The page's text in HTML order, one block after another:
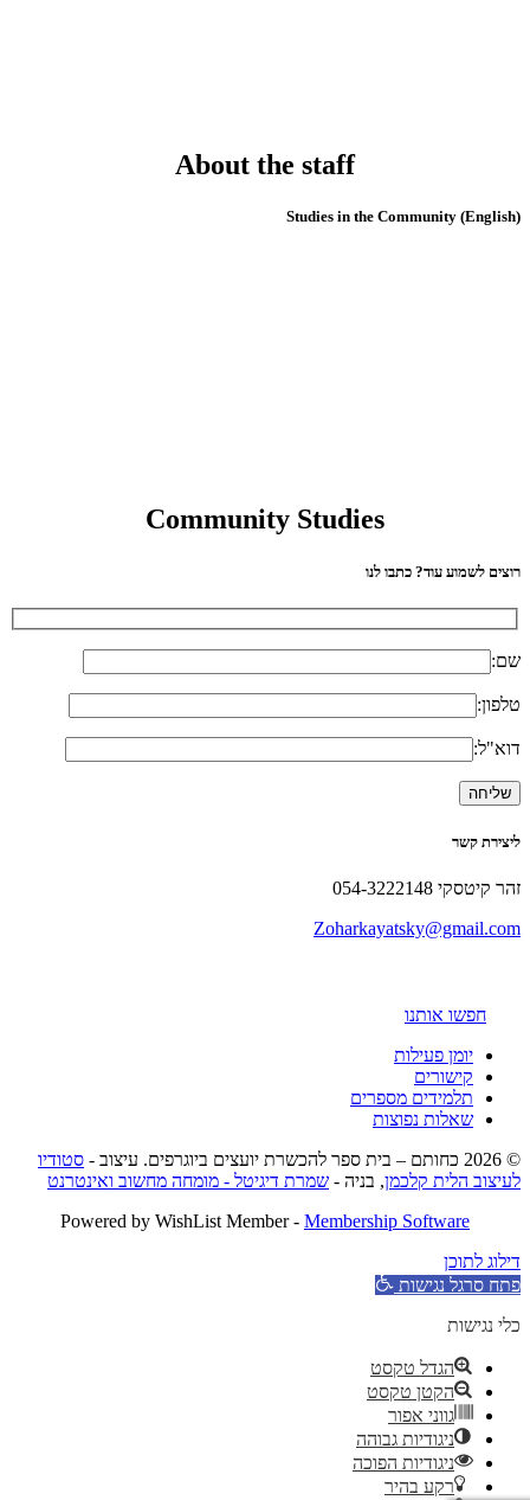
About the staff
(English) Studies in the Community
Community Studies
רוצים לשמוע עוד? כתבו לנו
שם:
טלפון:
דוא"ל:
ליצירת קשר
זהר קיטסקי 054-3222148
Zoharkayatsky@gmail.com
חפשו אותנו
יומן פעילות
קישורים
תלמידים מספרים
שאלות נפוצות
© 2026 כחותם – בית ספר להכשרת יועצים ביוגרפים. עיצוב -
סטודיו
לעיצוב הלית קלכמן, בניה - שמרת דיגיטל - מומחה מחשוב ואינטרנט
Powered by WishList Member - Membership Software
דילוג לתוכן
פתח סרגל נגישות
כלי נגישות
הגדל טקסט
הקטן טקסט
גווני אפור
ניגודיות גבוהה
ניגודיות הפוכה
רקע בהיר